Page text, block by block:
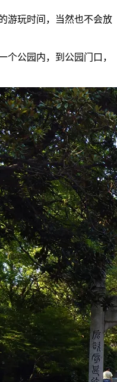
游玩时间，当然也不会放
个公园内，到公园门口，